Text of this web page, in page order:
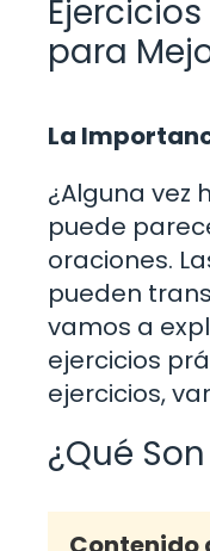
para
La
¿Alguna vez
puede
oraciones.
pueden
vamos a
ejercicios
ejercicios,
¿Qué